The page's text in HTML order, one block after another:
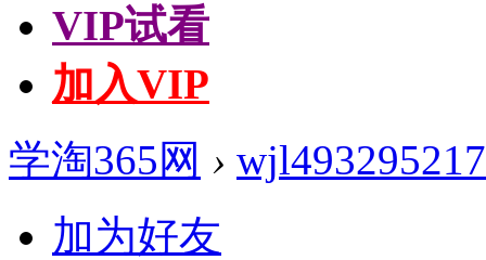
VIP试看
加入VIP
学淘365网 › wjl493295217
加为好友